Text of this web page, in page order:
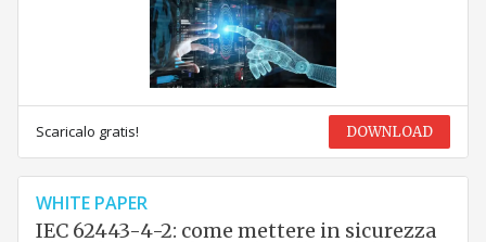
Scaricalo gratis! DOWNLOAD
WHITE PAPER
IEC 62443-4-2: come mettere in sicurezza